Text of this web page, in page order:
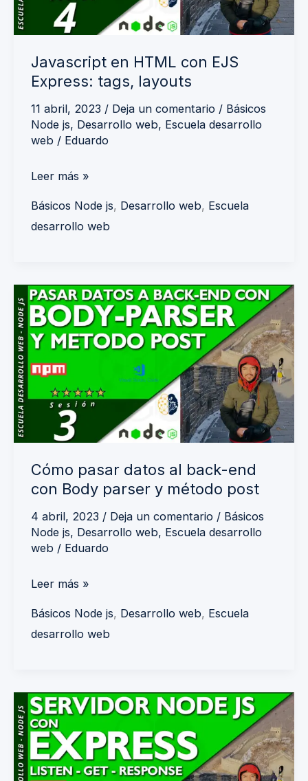
Javascript en HTML con EJS
Express: tags, layouts
11 abril, 2023 / Deja un comentario / Básicos
Node js, Desarrollo web, Escuela desarrollo
web / Eduardo
layouts
Leer más »
Básicos Node js, Desarrollo web, Escuela
desarrollo web
Cómo pasar datos al back-end
con Body parser y método post
4 abril, 2023 / Deja un comentario / Básicos
Node js, Desarrollo web, Escuela desarrollo
web / Eduardo
Cómo
pasar
datos
back-
end
Body
post
Leer más »
Básicos Node js, Desarrollo web, Escuela
desarrollo web
Cómo
crear
servidor
Node